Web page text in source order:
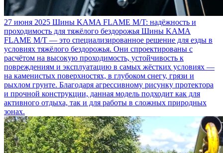
27 июня 2025 Шины KAMA FLAME M/T: надёжность и
проходимость для тяжёлого бездорожья Шины KAMA
FLAME M/T — это специализированное решение для езды в
условиях тяжёлого бездорожья. Они спроектированы с
расчётом на высокую проходимость, устойчивость к
повреждениям и эксплуатацию в самых жёстких условиях —
на каменистых поверхностях, в глубоком снегу, грязи и
рыхлом грунте. Благодаря агрессивному рисунку протектора
и прочной конструкции, данная модель подходит как для
активного отдыха, так и для работы в сложных природных
зонах.